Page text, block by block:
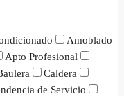
Amoblado
Apto Profesional
Caldera
de Servicio